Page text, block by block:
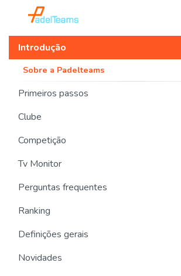
Introdução
Sobre a Padelteams
Primeiros passos
Clube
Competição
Tv Monitor
Perguntas frequentes
Ranking
Definições gerais
Novidades